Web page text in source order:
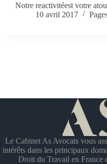
Notre reactivitéest votre
10 avril 2017
Le Cabinet As Avocats vous
intérêts dans les principaux
Droit du Travail en France